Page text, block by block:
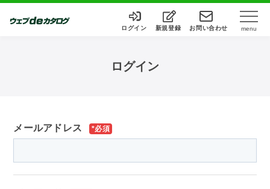
ログイン 新規登録 お問い合わせ
ログイン
メールアドレス *必須
menu